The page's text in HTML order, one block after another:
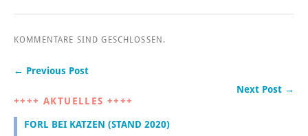
KOMMENTARE SIND GESCHLOSSEN.
← Previous Post
Next Post →
++++ AKTUELLES ++++
FORL BEI KATZEN (STAND 2020)